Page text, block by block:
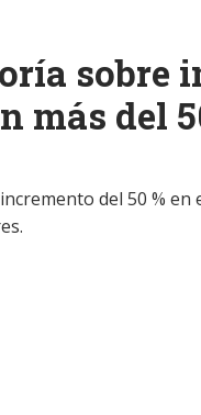
sobre
más del
del 50 % en